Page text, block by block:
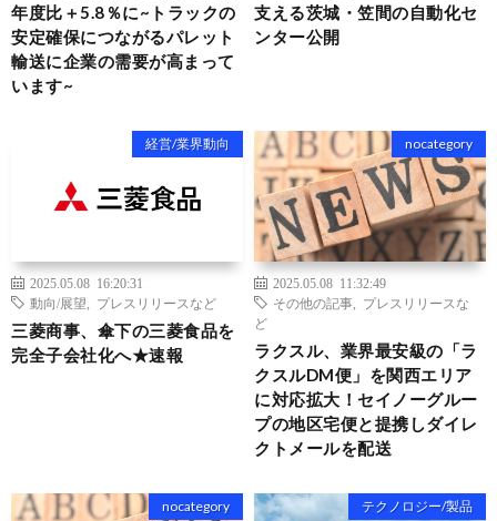
年度比＋5.8％に~トラックの
安定確保につながるパレット
輸送に企業の需要が高まって
います~
支える茨城・笠間の自動化セ
ンター公開
経営/業界動向
2025.05.08 16:20:31
動向/展望
プレスリリースなど
三菱商事、傘下の三菱食品を
完全子会社化へ★速報
nocategory
2025.05.08 11:32:49
その他の記事
プレスリリースな
ど
ラクスル、業界最安級の「ラ
クスルDM便」を関西エリア
に対応拡大！セイノーグルー
プの地区宅便と提携しダイレ
クトメールを配送
nocategory テクノロジー/製品